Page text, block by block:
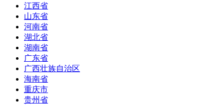
江西省
山东省
河南省
湖北省
湖南省
广东省
广西壮族自治区
海南省
重庆市
贵州省